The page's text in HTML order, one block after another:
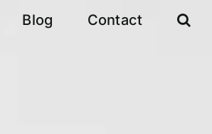
Blog Contact